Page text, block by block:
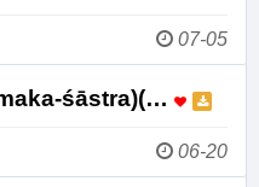
07-05
śāstra)(…
06-20